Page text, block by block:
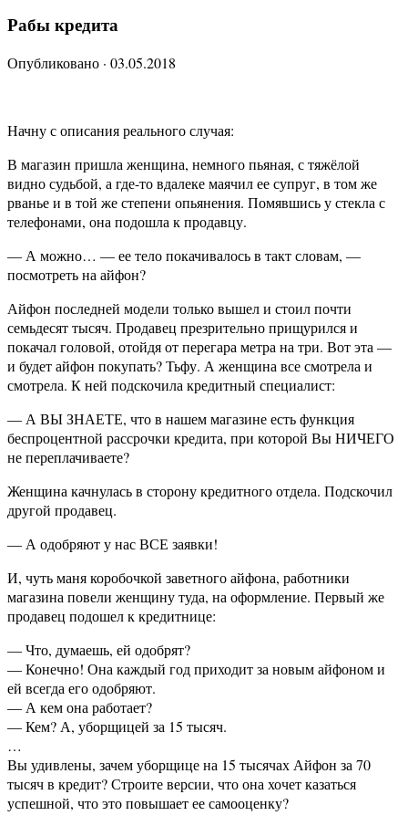
Рабы кредита
Опубликовано · 03.05.2018
Начну с описания реального случая:
В магазин пришла женщина, немного пьяная, с тяжёлой
видно судьбой, а где-то вдалеке маячил ее супруг, в том же
рванье и в той же степени опьянения. Помявшись у стекла с
телефонами, она подошла к продавцу.
— А можно… — ее тело покачивалось в такт словам, —
посмотреть на айфон?
Айфон последней модели только вышел и стоил почти
семьдесят тысяч. Продавец презрительно прищурился и
покачал головой, отойдя от перегара метра на три. Вот эта —
и будет айфон покупать? Тьфу. А женщина все смотрела и
смотрела. К ней подскочила кредитный специалист:
— А ВЫ ЗНАЕТЕ, что в нашем магазине есть функция
беспроцентной рассрочки кредита, при которой Вы НИЧЕГО
не переплачиваете?
Женщина качнулась в сторону кредитного отдела. Подскочил
другой продавец.
— А одобряют у нас ВСЕ заявки!
И, чуть маня коробочкой заветного айфона, работники
магазина повели женщину туда, на оформление. Первый же
продавец подошел к кредитнице:
— Что, думаешь, ей одобрят?
— Конечно! Она каждый год приходит за новым айфоном и
ей всегда его одобряют.
— А кем она работает?
— Кем? А, уборщицей за 15 тысяч.
…
Вы удивлены, зачем уборщице на 15 тысячах Айфон за 70
тысяч в кредит? Строите версии, что она хочет казаться
успешной, что это повышает ее самооценку?